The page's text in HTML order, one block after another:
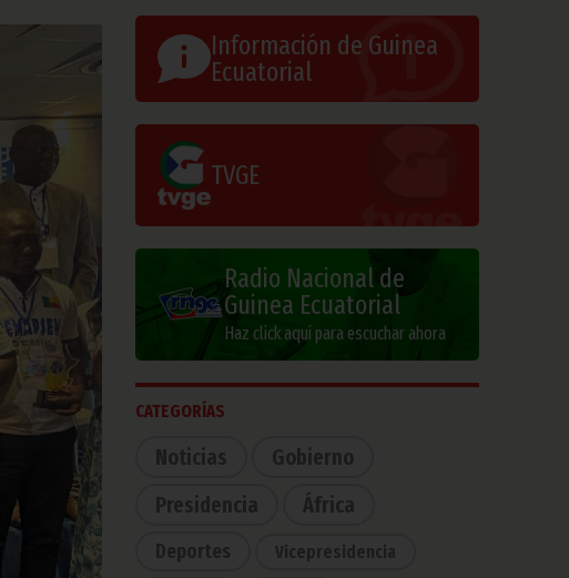
Información de Guinea
Ecuatorial
TVGE
Radio Nacional de
Guinea Ecuatorial
Haz click aquí para escuchar ahora
CATEGORÍAS
Noticias
Gobierno
Presidencia
África
Deportes Vicepresidencia